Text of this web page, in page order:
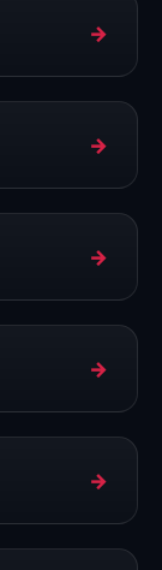
→
→
→
→
→